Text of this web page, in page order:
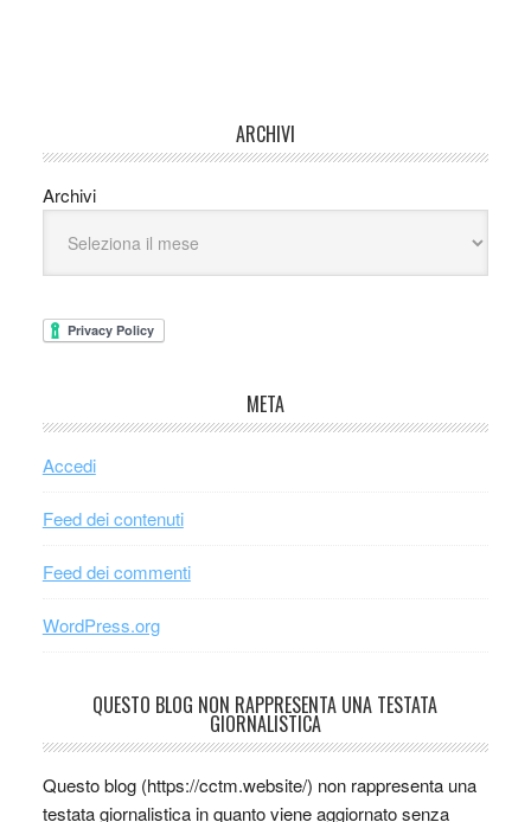
ARCHIVI
Archivi
META
Accedi
Feed dei contenuti
Feed dei commenti
WordPress.org
QUESTO BLOG NON RAPPRESENTA UNA TESTATA
GIORNALISTICA
Questo blog (https://cctm.website/) non rappresenta una
testata giornalistica in quanto viene aggiornato senza